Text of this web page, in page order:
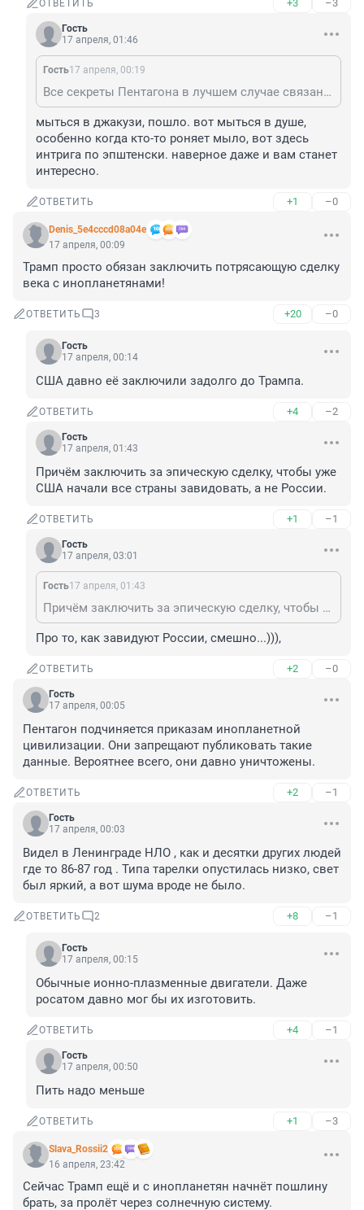
ОТВЕТИТЬ +3 –3
Гость
17 апреля, 01:46
Гость17 апреля, 00:19
Все секреты Пентагона в лучшем случае связаны с делом Эпштейна, но это для любителей клубнички. Мне такие секреты, кто с кем в джакузи мылся не интересны.
мыться в джакузи, пошло. вот мыться в душе,
особенно когда кто-то роняет мыло, вот здесь
интрига по эпштенски. наверное даже и вам станет
интересно.
ОТВЕТИТЬ +1 –0
Denis_5e4cccd08a04e
17 апреля, 00:09
Трамп просто обязан заключить потрясающую сделку
века с инопланетянами!
ОТВЕТИТЬ 3 +20 –0
Гость
17 апреля, 00:14
США давно её заключили задолго до Трампа.
ОТВЕТИТЬ +4 –2
Гость
17 апреля, 01:43
Причём заключить за эпическую сделку, чтобы уже
США начали все страны завидовать, а не России.
ОТВЕТИТЬ +1 –1
Гость
17 апреля, 03:01
Гость17 апреля, 01:43
Причём заключить за эпическую сделку, чтобы уже США начали все страны завидовать, а не России.
Про то, как завидуют России, смешно...))),
ОТВЕТИТЬ +2 –0
Гость
17 апреля, 00:05
Пентагон подчиняется приказам инопланетной
цивилизации. Они запрещают публиковать такие
данные. Вероятнее всего, они давно уничтожены.
ОТВЕТИТЬ +2 –1
Гость
17 апреля, 00:03
Видел в Ленинграде НЛО , как и десятки других людей
где то 86-87 год . Типа тарелки опустилась низко, свет
был яркий, а вот шума вроде не было.
ОТВЕТИТЬ 2 +8 –1
Гость
17 апреля, 00:15
Обычные ионно-плазменные двигатели. Даже
росатом давно мог бы их изготовить.
ОТВЕТИТЬ +4 –1
Гость
17 апреля, 00:50
Пить надо меньше
ОТВЕТИТЬ +1 –3
Slava_Rossii2
16 апреля, 23:42
Сейчас Трамп ещё и с инопланетян начнёт пошлину
брать, за пролёт через солнечную систему.